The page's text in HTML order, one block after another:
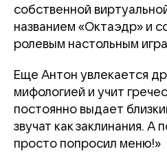
собственной
названием «Октаэдр» и
ролевым настольным
Еще Антон увлекается
мифологией и учит
постоянно выдает
звучат как заклинания. А
просто попросил меню!»